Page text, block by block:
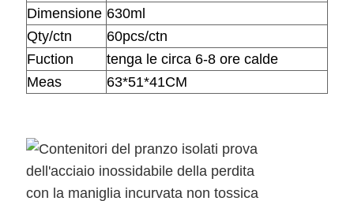
Dimensione 630ml
Qty/ctn
60pcs/ctn
Fuction
tenga le circa 6-8 ore calde
Meas
63*51*41CM